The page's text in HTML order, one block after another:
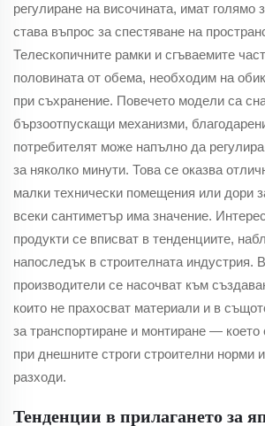
регулиране на височината, имат голямо
става въпрос за спестяване на
Телескопичните рамки и сгъваемите
половината от обема, необходим на
при съхранение. Повечето модели са
бързоотпускащи механизми,
потребителят може напълно да
за няколко минути. Това се оказва
малки технически помещения или дори
всеки сантиметър има значение.
продукти се вписват в тенденциите,
напоследък в строителната индустрия.
производители се насочват към
които не прахосват материали и в
за транспортиране и монтиране — което
при днешните строги строителни норми
разходи.
Тенденции в прилагането за